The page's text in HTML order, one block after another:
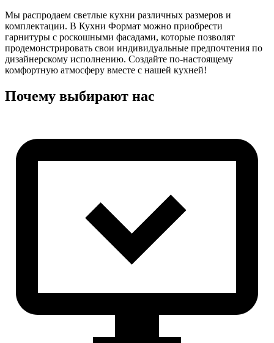
Мы распродаем светлые кухни различных размеров и
комплектации. В Кухни Формат можно приобрести
гарнитуры с роскошными фасадами, которые позволят
продемонстрировать свои индивидуальные предпочтения по
дизайнерскому исполнению. Создайте по-настоящему
комфортную атмосферу вместе с нашей кухней!
Почему выбирают нас